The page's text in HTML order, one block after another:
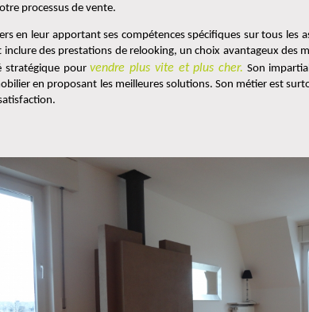
processus de vente.
en leur apportant ses compétences spécifiques sur tous les
des prestations de relooking, un choix avantageux des
stratégique pour vendre plus vite et plus cher. Son
en proposant les meilleures solutions. Son métier est